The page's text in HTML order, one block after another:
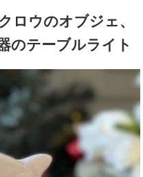
ロウのオブジェ、
のテーブルライト